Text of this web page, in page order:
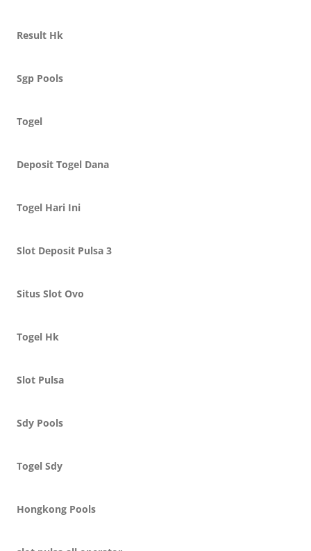
Result Hk
Sgp Pools
Togel
Deposit Togel Dana
Togel Hari Ini
Slot Deposit Pulsa 3
Situs Slot Ovo
Togel Hk
Slot Pulsa
Sdy Pools
Togel Sdy
Hongkong Pools